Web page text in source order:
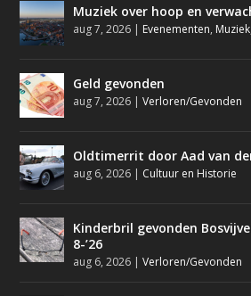
Muziek over hoop en
aug 7, 2026 | Evenementen, Muziek
Geld gevonden
aug 7, 2026 |Verloren/Gevonden
Oldtimerrit door Aad van
aug 6, 2026 | Cultuur en Historie
Kinderbril gevonden
8-’26
aug 6, 2026 |Verloren/Gevonden